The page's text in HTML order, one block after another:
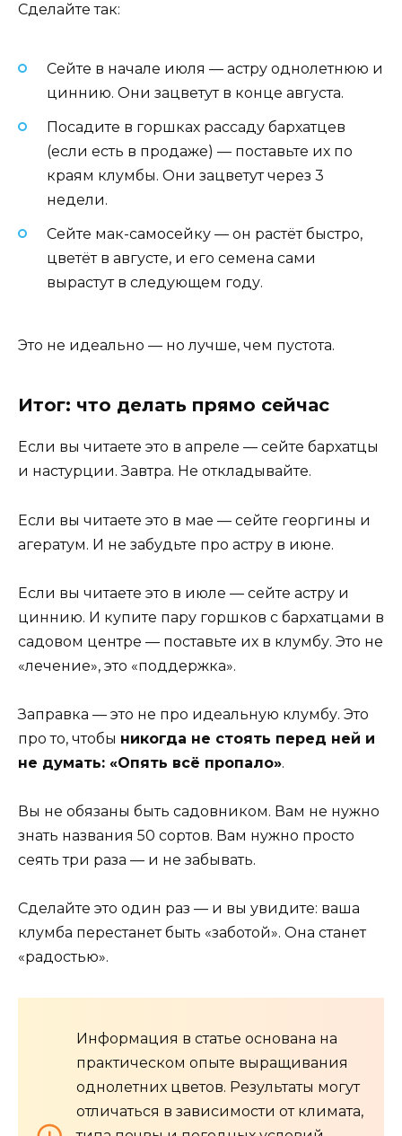
Сделайте так:
Сейте в начале июля — астру однолетнюю и
циннию. Они зацветут в конце августа.
Посадите в горшках рассаду бархатцев
(если есть в продаже) — поставьте их по
краям клумбы. Они зацветут через 3
недели.
Сейте мак-самосейку — он растёт быстро,
цветёт в августе, и его семена сами
вырастут в следующем году.
Это не идеально — но лучше, чем пустота.
Итог: что делать прямо сейчас
Если вы читаете это в апреле — сейте бархатцы
и настурции. Завтра. Не откладывайте.
Если вы читаете это в мае — сейте георгины и
агератум. И не забудьте про астру в июне.
Если вы читаете это в июле — сейте астру и
циннию. И купите пару горшков с бархатцами в
садовом центре — поставьте их в клумбу. Это не
«лечение», это «поддержка».
Заправка — это не про идеальную клумбу. Это
про то, чтобы никогда не стоять перед ней и
не думать: «Опять всё пропало».
Вы не обязаны быть садовником. Вам не нужно
знать названия 50 сортов. Вам нужно просто
сеять три раза — и не забывать.
Сделайте это один раз — и вы увидите: ваша
клумба перестанет быть «заботой». Она станет
«радостью».
Информация в статье основана на
практическом опыте выращивания
однолетних цветов. Результаты могут
отличаться в зависимости от климата,